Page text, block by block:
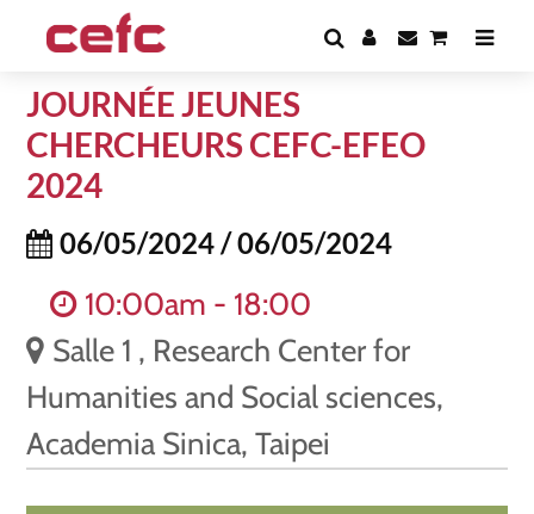
JOURNÉE JEUNES
CHERCHEURS CEFC-EFEO
2024
06/05/2024 / 06/05/2024
10:00am - 18:00
Salle 1 , Research Center for
Humanities and Social sciences,
Academia Sinica, Taipei